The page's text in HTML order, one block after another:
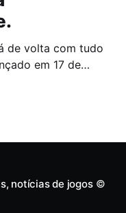
de volta com tudo
em 17 de
para a série,
notícias de jogos©